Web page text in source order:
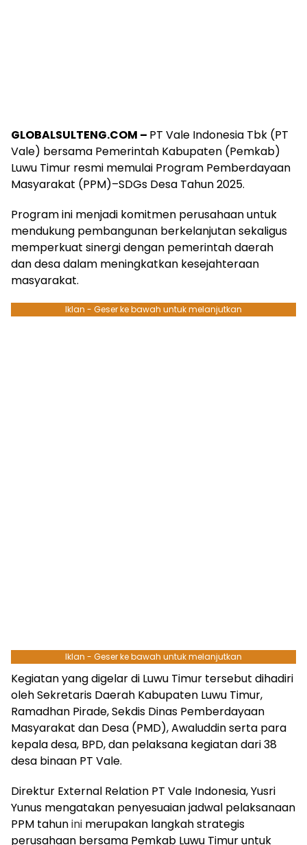
GLOBALSULTENG.COM – PT Vale Indonesia Tbk (PT
Vale) bersama Pemerintah Kabupaten (Pemkab)
Luwu Timur resmi memulai Program Pemberdayaan
Masyarakat (PPM)–SDGs Desa Tahun 2025.
Program ini menjadi komitmen perusahaan untuk
mendukung pembangunan berkelanjutan sekaligus
memperkuat sinergi dengan pemerintah daerah
dan desa dalam meningkatkan kesejahteraan
masyarakat.
Iklan - Geser ke bawah untuk melanjutkan
Iklan - Geser ke bawah untuk melanjutkan
Kegiatan yang digelar di Luwu Timur tersebut dihadiri
oleh Sekretaris Daerah Kabupaten Luwu Timur,
Ramadhan Pirade, Sekdis Dinas Pemberdayaan
Masyarakat dan Desa (PMD), Awaluddin serta para
kepala desa, BPD, dan pelaksana kegiatan dari 38
desa binaan PT Vale.
Direktur External Relation PT Vale Indonesia, Yusri
Yunus mengatakan penyesuaian jadwal pelaksanaan
PPM tahunini merupakan langkah strategis
perusahaan bersama Pemkab Luwu Timur untuk